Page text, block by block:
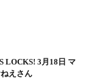
LOCKS! 3月18日 マ
えさん